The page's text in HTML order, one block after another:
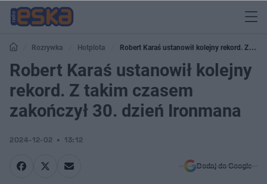
Rozrywka Hotplota
Robert Karaś ustanowił kolejny rekord. Z
takim czasem zakończył 30. dzień Ironmana
Robert Karaś ustanowił kolejny
rekord. Z takim czasem
zakończył 30. dzień Ironmana
2024-12-02 13:12
Dodaj do Google